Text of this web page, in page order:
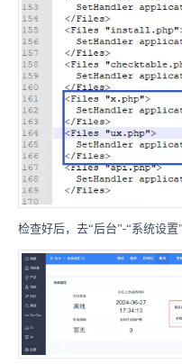
检查好后，去“后台”-“系统设置